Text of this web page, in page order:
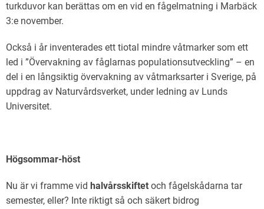
turkduvor kan berättas om en vid en fågelmatning i Marbäck
3:e november.
Också i år inventerades ett tiotal mindre våtmarker som ett
led i ”Övervakning av fåglarnas populationsutveckling” – en
del i en långsiktig övervakning av våtmarksarter i Sverige, på
uppdrag av Naturvårdsverket, under ledning av Lunds
Universitet.
Högsommar-höst
Nu är vi framme vid halvårsskiftet och fågelskådarna tar
semester, eller? Inte riktigt så och säkert bidrog